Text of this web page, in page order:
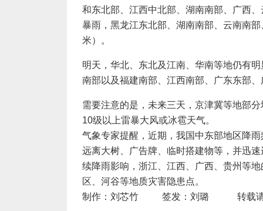
和东北部、江西中北部、湖南南部、广西
暴雨，黑龙江东北部、湖南南部、云南南
米）。
明天，华北、东北及江南、华南等地仍有
南部以及福建南部、江西南部、广东东部
需要注意的是，未来三天，京津冀等地部
10级以上雷暴大风或冰雹天气。
气象专家提醒，近期，我国中东部地区降
远离大树、广告牌、临时搭建物等，并迅
续降雨影响，浙江、江西、广西、贵州等
区、河谷等地质灾害隐患点。
制作：刘芯竹 签发：刘璐 转载请注